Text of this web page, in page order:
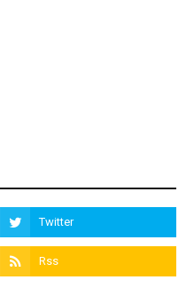
Courses
Languages
PHP, Python etc.